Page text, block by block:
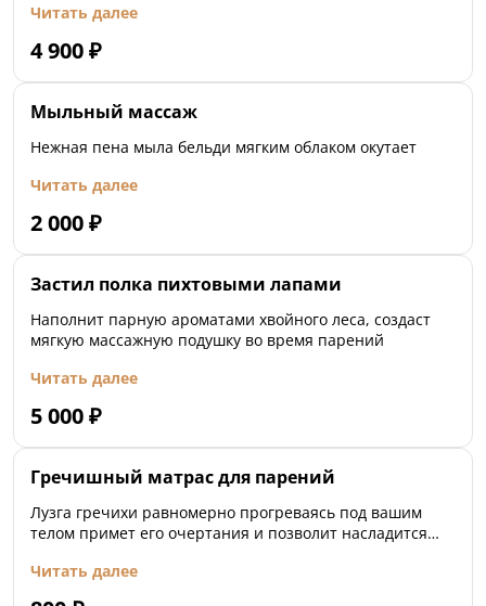
выполнит мыльный массаж облаком пены.
Читать далее
4 900₽
Мыльный массаж
Нежная пена мыла бельди мягким облаком окутает
Читать далее
2 000₽
Застил полка пихтовыми лапами
Наполнит парную ароматами хвойного леса, создаст
мягкую массажную подушку во время парений
Читать далее
5 000₽
Гречишный матрас для парений
Лузга гречихи равномерно прогреваясь под вашим
телом примет его очертания и позволит насладится
Читать далее